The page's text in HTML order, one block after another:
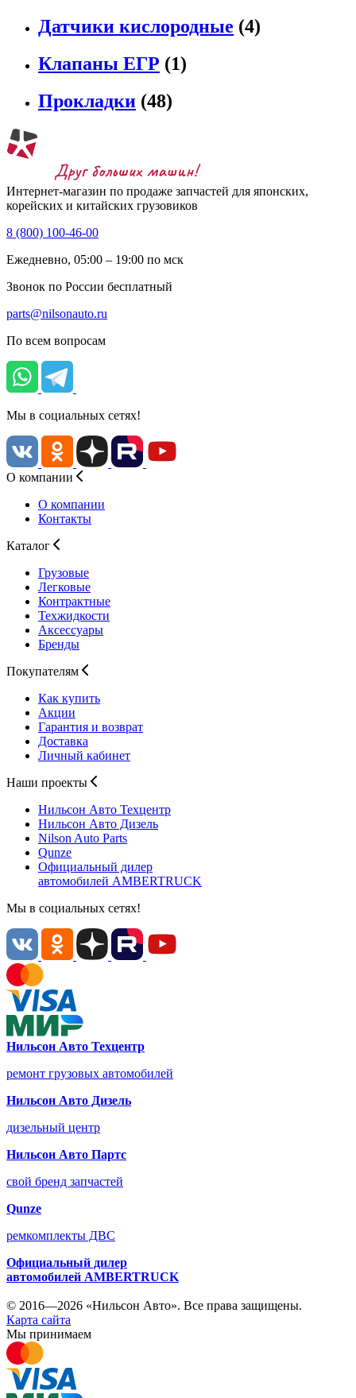
Датчики кислородные (4)
Клапаны ЕГР (1)
Прокладки (48)
Интернет-магазин по продаже запчастей для японских,
корейских и китайских грузовиков
8 (800) 100-46-00
Ежедневно, 05:00 – 19:00 по мск
Звонок по России бесплатный
parts@nilsonauto.ru
По всем вопросам
Мы в социальных сетях!
О компании
О компании
Контакты
Каталог
Грузовые
Легковые
Контрактные
Техжидкости
Аксессуары
Бренды
Покупателям
Как купить
Акции
Гарантия и возврат
Доставка
Личный кабинет
Наши проекты
Нильсон Авто Техцентр
Нильсон Авто Дизель
Nilson Auto Parts
Qunze
Официальный дилер
автомобилей AMBERTRUCK
Мы в социальных сетях!
Нильсон Авто Техцентр
ремонт грузовых автомобилей
Нильсон Авто Дизель
дизельный центр
Нильсон Авто Партс
свой бренд запчастей
Qunze
ремкомплекты ДВС
Официальный дилер
автомобилей AMBERTRUCK
© 2016—2026 «Нильсон Авто». Все права защищены.
Карта сайта
Мы принимаем